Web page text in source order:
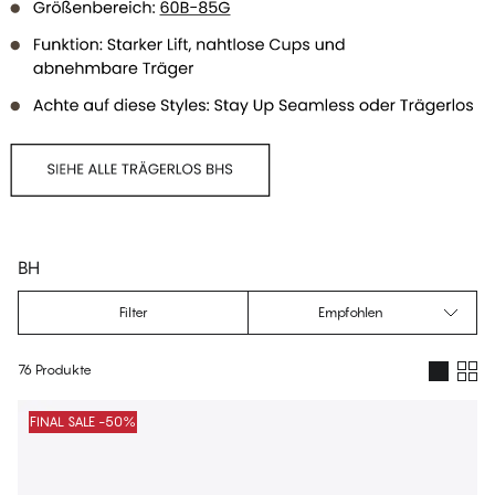
BH
Filter Empfohlen
76 Produkte
Produkte
FINAL SALE -50%